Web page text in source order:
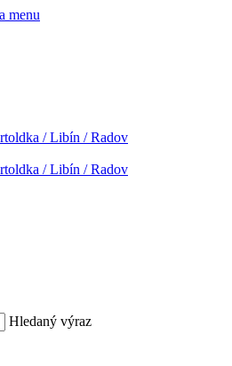
menu
/ Libín / Radov
/ Libín / Radov
Hledaný výraz